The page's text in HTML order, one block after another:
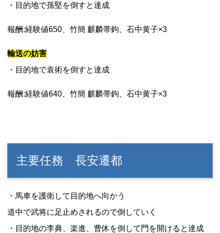
・目的地で孫堅を倒すと達成
報酬:経験値650、竹簡 麒麟帯鉤、石中黄子×3
輸送の妨害
・目的地で袁術を倒すと達成
報酬:経験値640、竹簡 麒麟帯鉤、石中黄子×3
主要任務 長安遷都
・馬車を護衛して目的地へ向かう
道中で武将に足止めされるので倒していく
・目的地の李典、楽進、曹休を倒して門を開けると達成